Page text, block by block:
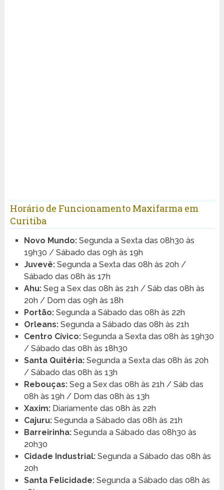
Horário de Funcionamento Maxifarma em
Curitiba
Novo Mundo:Segunda a Sexta das 08h30 às
19h30 / Sábado das 09h às 19h
Juvevê: Segunda a Sexta das 08h às 20h /
Sábado das 08h às 17h
Ahu: Seg a Sex das 08h às 21h / Sáb das 08h às
20h / Dom das 09h às 18h
Portão:Segunda a Sábado das 08h às 22h
Orleans:Segunda a Sábado das 08h às 21h
Centro Cívico: Segunda a Sexta das 08h às 19h30
/ Sábado das 08h às 18h30
Santa Quitéria:Segunda a Sexta das 08h às 20h
/ Sábado das 08h às 13h
Rebouças: Seg a Sex das 08h às 21h / Sáb das
08h às 19h / Dom das 08h às 13h
Xaxim:Diariamente das 08h às 22h
Cajuru:Segunda a Sábado das 08h às 21h
Barreirinha:Segunda a Sábado das 08h30 às
20h30
Cidade Industrial: Segunda a Sábado das 08h às
20h
Santa Felicidade: Segunda a Sábado das 08h às